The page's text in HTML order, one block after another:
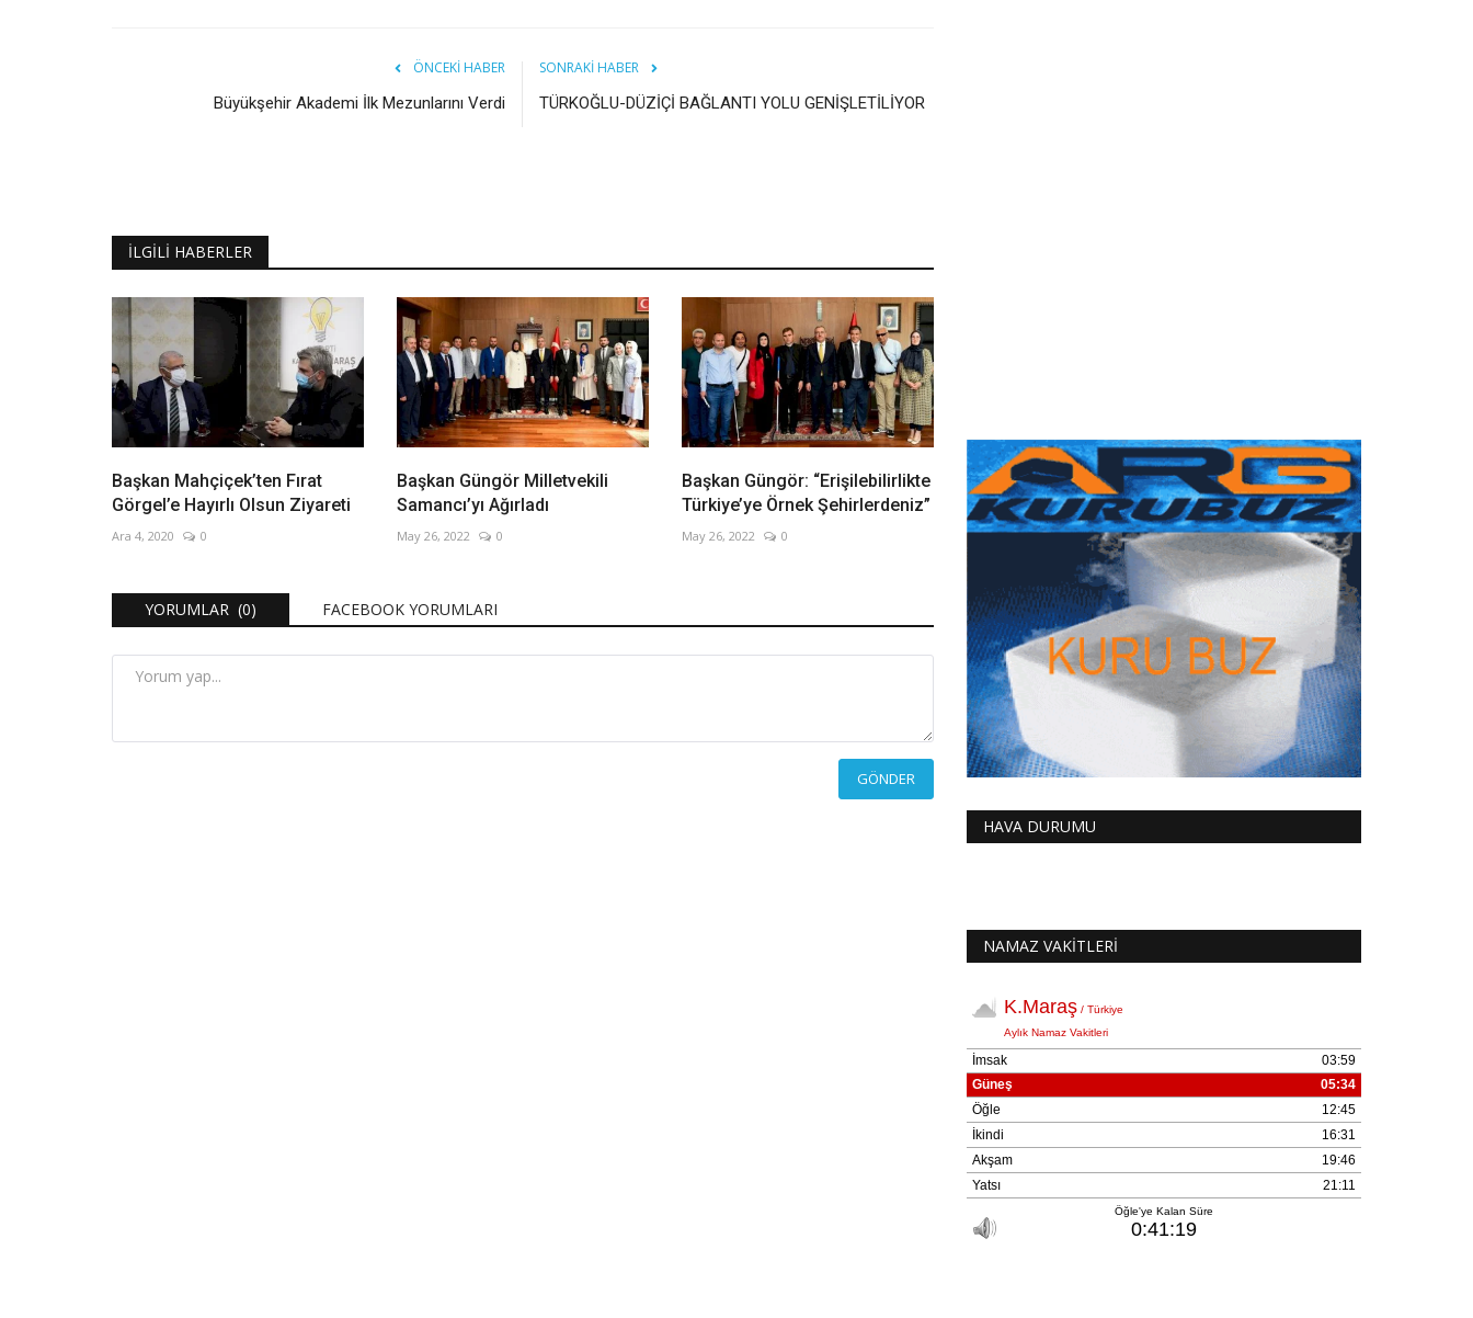
ÖNCEKI HABER
Büyükşehir Akademi İlk Mezunlarını Verdi
SONRAKI HABER
TÜRKOĞLU-DÜZİÇİ BAĞLANTI YOLU GENİŞLETİLİYOR
İLGILI HABERLER
Başkan Mahçiçek’ten Fırat
Görgel’e Hayırlı Olsun Ziyareti
Ara 4, 2020 0
Başkan Güngör Milletvekili
Samancı’yı Ağırladı
May 26, 2022 0
Başkan Güngör: “Erişilebilirlikte
Türkiye’ye Örnek Şehirlerdeniz”
May 26, 2022 0
YORUMLAR (0) FACEBOOK YORUMLARI
GÖNDER
HAVA DURUMU
NAMAZ VAKİTLERİ